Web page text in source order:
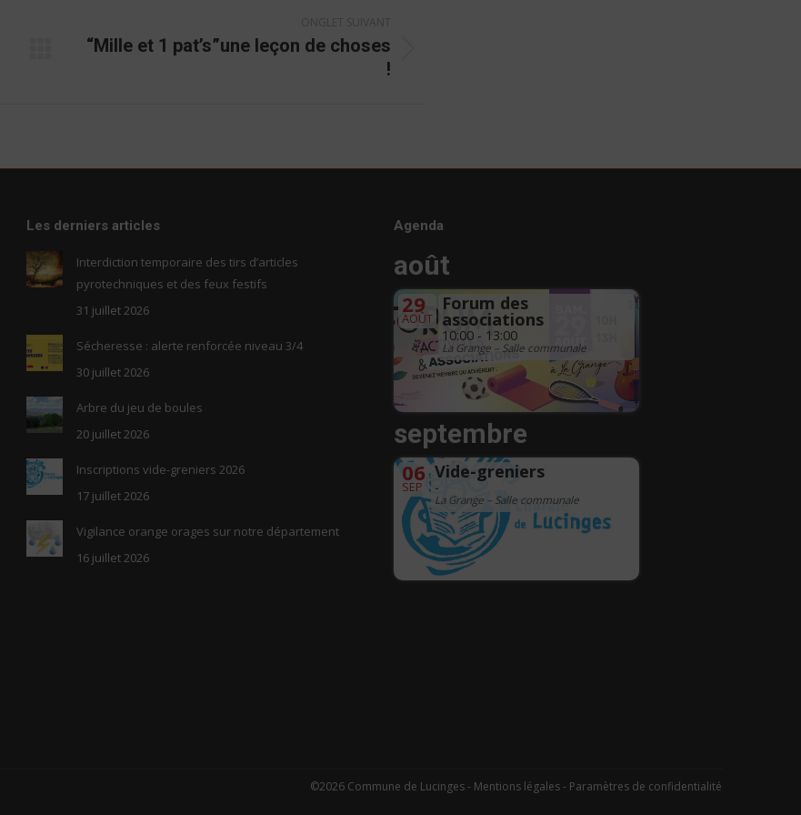
“Mille et 1 pat’s”une leçon de choses
!
Les derniers articles
Interdiction temporaire des tirs d’articles
pyrotechniques et des feux festifs
31 juillet 2026
Sécheresse : alerte renforcée niveau 3/4
30 juillet 2026
Arbre du jeu de boules
20 juillet 2026
Inscriptions vide-greniers 2026
17 juillet 2026
Vigilance orange orages sur notre département
16 juillet 2026
Agenda
août
29
AOÛT
Forum des
associations
10:00 - 13:00
La Grange – Salle communale
septembre
06
SEP
Vide-greniers
-
La Grange – Salle communale
©2026 Commune de Lucinges - Mentions légales- Paramètres de confidentialité